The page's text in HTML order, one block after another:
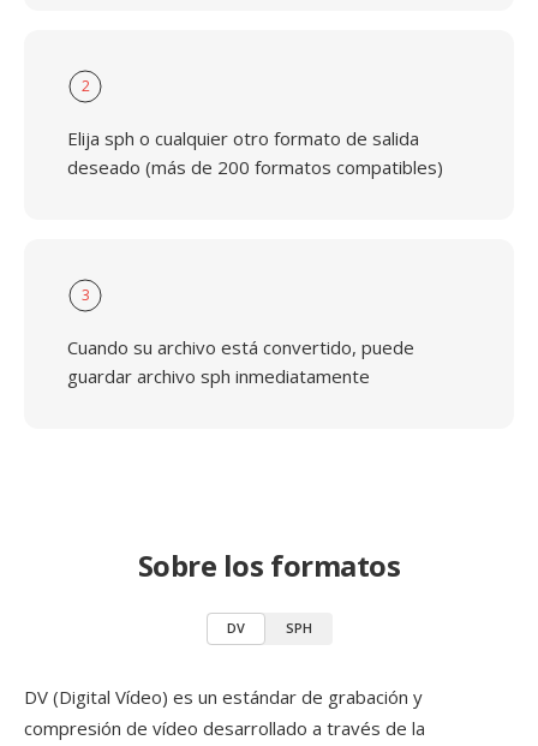
2
Elija sph o cualquier otro formato de salida
deseado (más de 200 formatos compatibles)
3
Cuando su archivo está convertido, puede
guardar archivo sph inmediatamente
Sobre los formatos
DV SPH
DV (Digital Vídeo) es un estándar de grabación y
compresión de vídeo desarrollado a través de la